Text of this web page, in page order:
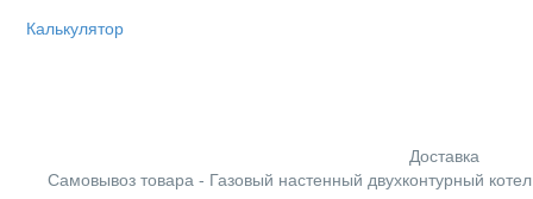
Калькулятор
Доставка
Cамовывоз товара - Газовый настенный двухконтурный